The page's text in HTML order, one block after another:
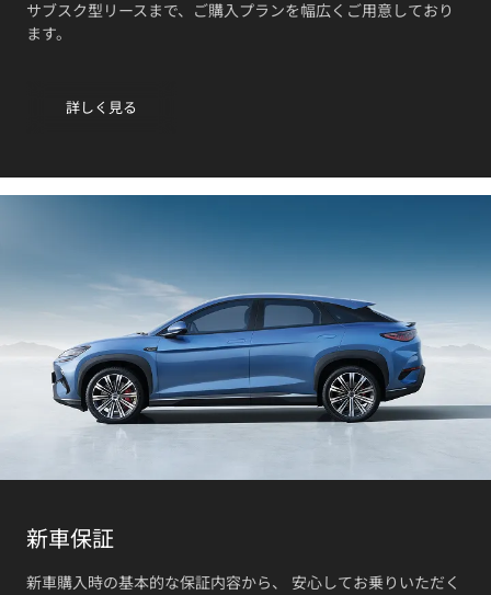
サブスク型リースまで、ご購入プランを幅広くご用意しており
ます。
詳しく見る
新車保証
新車購入時の基本的な保証内容から、 安心してお乗りいただく